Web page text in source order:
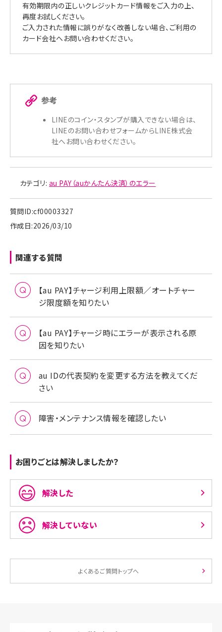
有効期限内の正しいクレジットカード情報をご入力の上、
再度お試しください。
ご入力された情報に誤りがなく改善しない場合、ご利用の
カード会社へお問い合わせください。
参考
LINEのコイン・スタンプが購入できない場合は、
LINEのお問い合わせフォームからLINE株式会
社へお問い合わせください。
カテゴリ: au PAY（auかんたん決済）のエラー
質問ID:cf00003327
作成日:2026/03/10
関連する質問
【au PAY】チャージ利用上限額／オートチャー
ジ限度額を知りたい
【au PAY】チャージ時にエラーが表示される原
因を知りたい
au IDの代表契約を変更する方法を教えてくだ
さい
障害・メンテナンス情報を確認したい
お困りごとは解決しましたか？
解決した
解決していない
よくあるご質問トップへ